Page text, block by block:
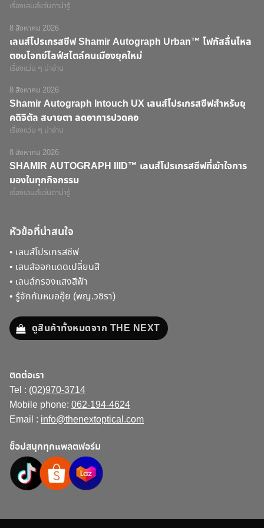
เรื่องเลนส์แว่นตาน่ารู้
8 สิงหาคม 2026
เลนส์โปรเกรสซีฟ Shamir Autograph Urban™ โฟกัสลื่นไหล
ตอบโจทย์ไลฟ์สไตล์คนเมืองยุคใหม่
เรื่องแว่น ๆ น่าอ่าน
8 สิงหาคม 2026
Shamir Autograph Intouch UX เลนส์โปรเกรสซีฟสำหรับยุ
คดิจิตัล สบายตา ลดอาการปวดคอ
เรื่องแว่น ๆ น่าอ่าน
8 สิงหาคม 2026
SHAMIR AUTOGRAPH IIID™ เลนส์โปรเกรสซีฟที่เข้าใจการ
มองในทุกกิจกรรม
เรื่องเลนส์แว่นตาน่ารู้
หัวข้อที่น่าสนใจ
• เลนส์โปรเกรสซีฟ
• เลนส์ออกแดดเปลี่ยนสี
• เลนส์กรองแสงสีฟ้า
• รู้จักกับหมออุ๊ย (พญ.วชิรา)
ดูสินค้าทั้งหมดจาก THE NEXT
ติดต่อเรา
Tel : (02)970-3714
Mobile phone: 062-194-4624
Email : info@thenextoptical.com
ช็อปสนุกทุกแพลตฟอร์ม